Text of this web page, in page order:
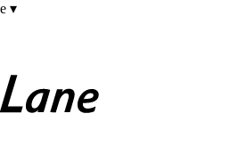
▾